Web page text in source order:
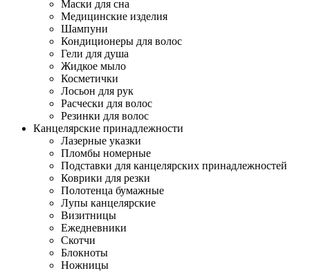
Маски для сна
Медицинские изделия
Шампуни
Кондиционеры для волос
Гели для душа
Жидкое мыло
Косметички
Лосьон для рук
Расчески для волос
Резинки для волос
Канцелярские принадлежности
Лазерные указки
Пломбы номерные
Подставки для канцелярских принадлежностей
Коврики для резки
Полотенца бумажные
Лупы канцелярские
Визитницы
Ежедневники
Скотчи
Блокноты
Ножницы